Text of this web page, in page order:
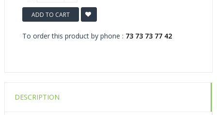
ADD TO CART
To order this product by phone : 73 73 73 77 42
DESCRIPTION